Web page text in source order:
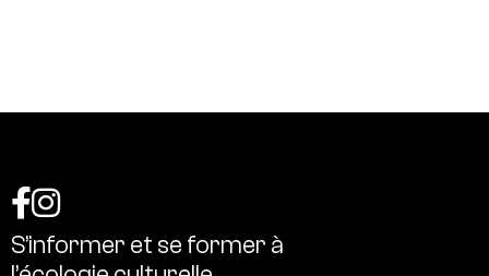
S’informer et se former à